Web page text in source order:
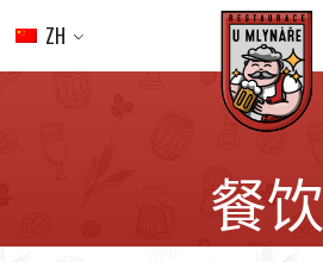
介绍
菜单
餐饮
画廊
ZH
餐饮